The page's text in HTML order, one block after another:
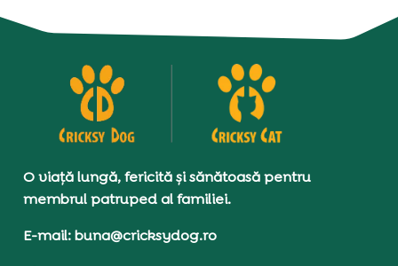
O viață lungă, fericită și sănătoasă pentru
membrul patruped al familiei.
E-mail: buna@cricksydog.ro